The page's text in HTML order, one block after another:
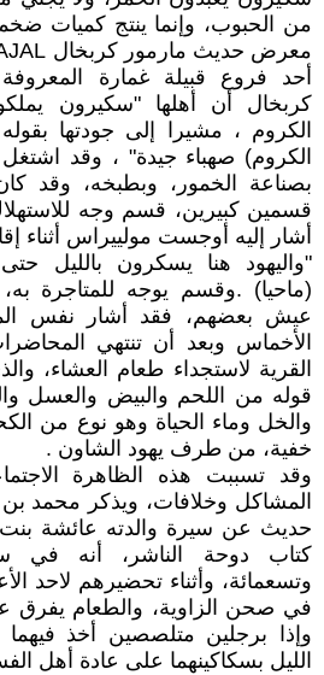
من الحبوب، وإنما ينتج كميات
أحد فروع قبيلة غمارة
كربخال أن أهلها "سكيرون
الكروم ، مشيرا إلى جودتها
الكروم) صهباء جيدة" ، وقد
بصناعة الخمور، وبطبخه، وقد
قسمين كبيرين، قسم وجه
أشار إليه أوجست مولييراس أثناء
"واليهود هنا يسكرون بالليل حتى
(ماحيا) .وقسم يوجه للمتاجرة
عيش بعضهم، فقد أشار نفس
الأخماس وبعد أن تنتهي
القرية لاستجداء طعام العشاء،
قوله من اللحم والبيض والعسل
والخل وماء الحياة وهو نوع من
خفية، من طرف يهود الشاون .
وقد تسببت هذه الظاهرة
المشاكل وخلافات، ويذكر محمد
حديث عن سيرة والدته عائشة بنت
كتاب دوحة الناشر، أنه
وتسعمائة، وأثناء تحضيرهم لاحد
في صحن الزاوية، والطعام يفرق
وإذا برجلين متلصصين أخذ
الليل بسكاكينهما على عادة أهل